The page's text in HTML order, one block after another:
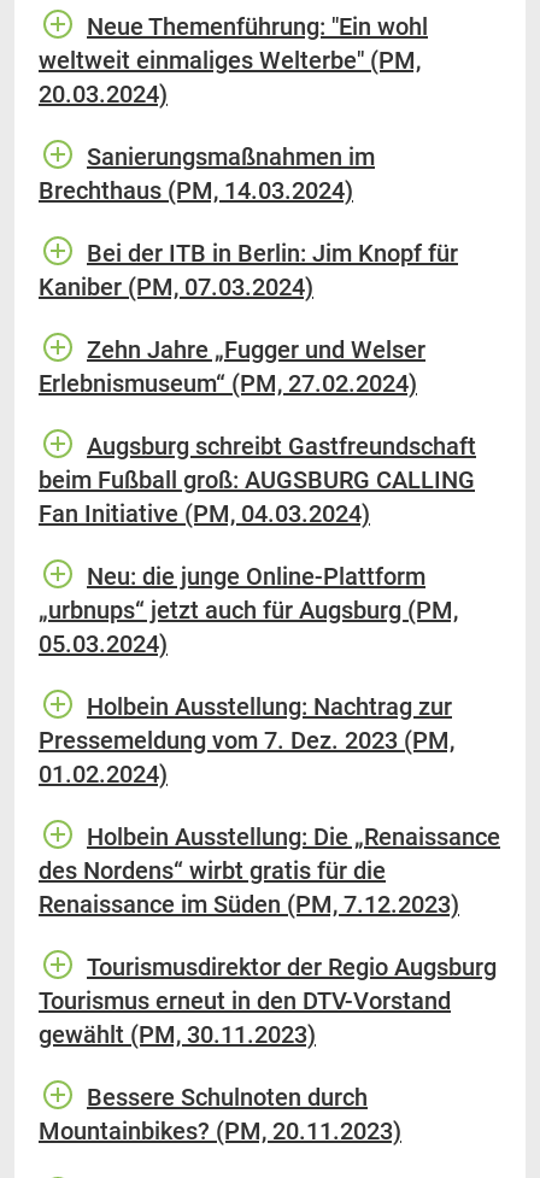
Neue Themenführung: "Ein wohl
weltweit einmaliges Welterbe" (PM,
20.03.2024)
Sanierungsmaßnahmen im
Brechthaus (PM, 14.03.2024)
Bei der ITB in Berlin: Jim Knopf für
Kaniber (PM, 07.03.2024)
Zehn Jahre „Fugger und Welser
Erlebnismuseum“ (PM, 27.02.2024)
Augsburg schreibt Gastfreundschaft
beim Fußball groß: AUGSBURG CALLING
Fan Initiative (PM, 04.03.2024)
Neu: die junge Online-Plattform
„urbnups“ jetzt auch für Augsburg (PM,
05.03.2024)
Holbein Ausstellung: Nachtrag zur
Pressemeldung vom 7. Dez. 2023 (PM,
01.02.2024)
Holbein Ausstellung: Die „Renaissance
des Nordens“ wirbt gratis für die
Renaissance im Süden (PM, 7.12.2023)
Tourismusdirektor der Regio Augsburg
Tourismus erneut in den DTV-Vorstand
gewählt (PM, 30.11.2023)
Bessere Schulnoten durch
Mountainbikes? (PM, 20.11.2023)